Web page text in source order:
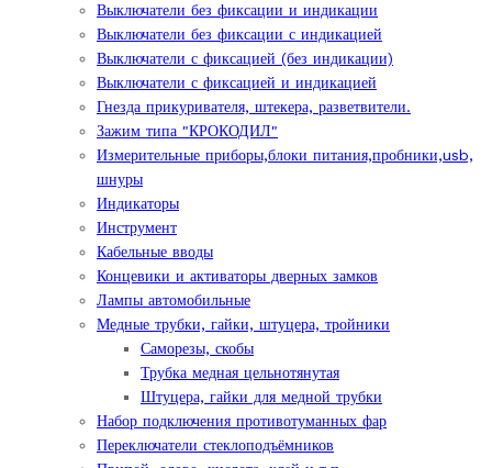
Выключатели без фиксации и индикации
Выключатели без фиксации с индикацией
Выключатели с фиксацией (без индикации)
Выключатели с фиксацией и индикацией
Гнезда прикуривателя, штекера, разветвители.
Зажим типа "КРОКОДИЛ"
Измерительные приборы,блоки питания,пробники,usb,
шнуры
Индикаторы
Инструмент
Кабельные вводы
Концевики и активаторы дверных замков
Лампы автомобильные
Медные трубки, гайки, штуцера, тройники
Саморезы, скобы
Трубка медная цельнотянутая
Штуцера, гайки для медной трубки
Набор подключения противотуманных фар
Переключатели стеклоподъёмников